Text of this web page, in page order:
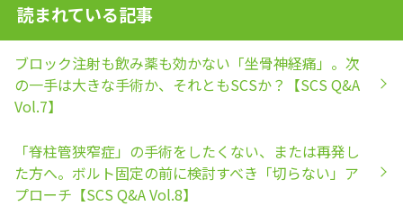
読まれている記事
ブロック注射も飲み薬も効かない「坐骨神経痛」。次
の一手は大きな手術か、それともSCSか？【SCS Q&A
Vol.7】
「脊柱管狭窄症」の手術をしたくない、または再発し
た方へ。ボルト固定の前に検討すべき「切らない」ア
プローチ【SCS Q&A Vol.8】